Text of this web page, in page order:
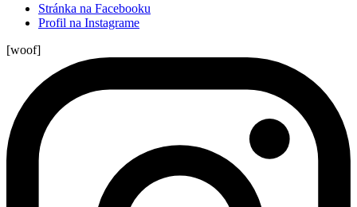
Stránka na Facebooku
Profil na Instagrame
[woof]